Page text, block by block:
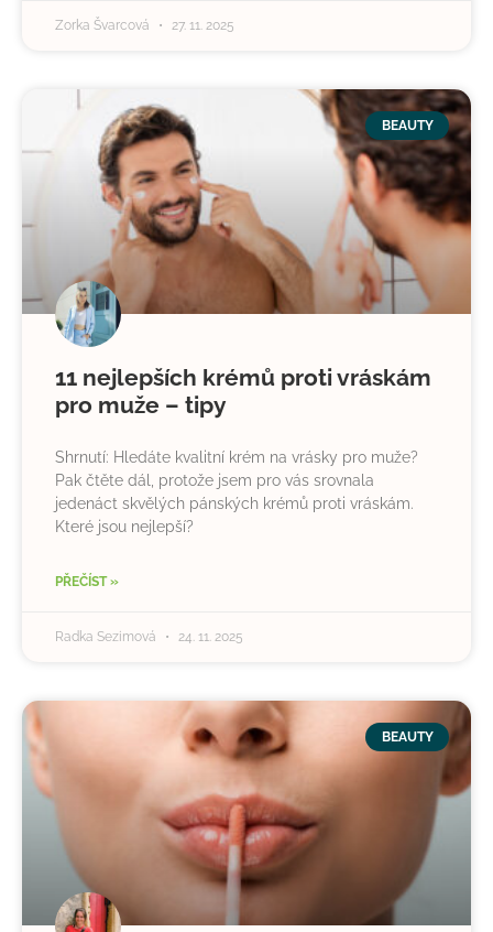
Zorka Švarcová 27. 11. 2025
BEAUTY
11 nejlepších krémů proti vráskám
pro muže – tipy
Shrnutí: Hledáte kvalitní krém na vrásky pro muže?
Pak čtěte dál, protože jsem pro vás srovnala
jedenáct skvělých pánských krémů proti vráskám.
Které jsou nejlepší?
PŘEČÍST »
Radka Sezimová 24. 11. 2025
BEAUTY